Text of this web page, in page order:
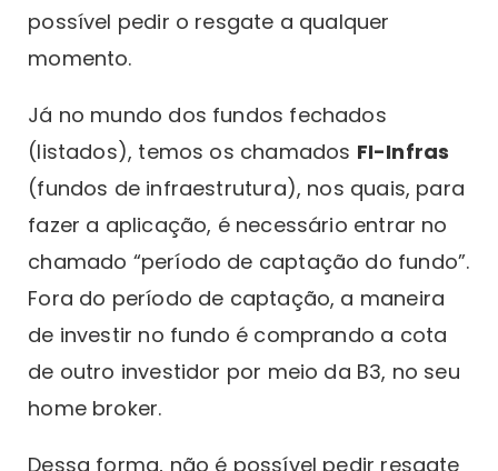
possível pedir o resgate a qualquer
momento.
Já no mundo dos fundos fechados
(listados), temos os chamados FI-Infras
(fundos de infraestrutura), nos quais, para
fazer a aplicação, é necessário entrar no
chamado “período de captação do fundo”.
Fora do período de captação, a maneira
de investir no fundo é comprando a cota
de outro investidor por meio da B3, no seu
home broker.
Dessa forma, não é possível pedir resgate